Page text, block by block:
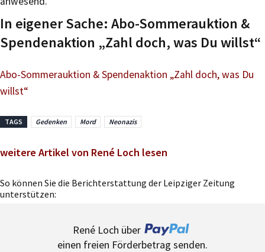
In eigener Sache: Abo-Sommerauktion &
Spendenaktion „Zahl doch, was Du willst“
Abo-Sommerauktion & Spendenaktion „Zahl doch, was Du
willst“
TAGS Gedenken Mord Neonazis
weitere Artikel von René Loch lesen
So können Sie die Berichterstattung der Leipziger Zeitung
unterstützen:
René Loch über
einen freien Förderbetrag senden.